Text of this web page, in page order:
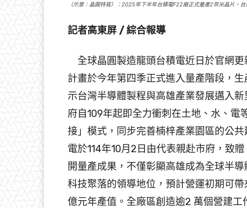
（示意：晶圓特寫）：2025年下半年台積電F22廠正式量產2奈米晶片，
記者高東屏 / 綜合報導
全球晶圓製造龍頭台積電近日於官網
計畫於今年第四季正式進入量產階段，
示台灣半導體製程與高雄產業發展邁入
府自109年起即全力衝刺在土地、水、電
接」模式，同步完善楠梓產業園區的公
電於114年10月2日由代表親赴市府，致
開量產成果，不僅彰顯高雄成為全球半
科技聚落的領導地位，預計營運初期可
億元年產值。全廠區創造逾2 萬個營建